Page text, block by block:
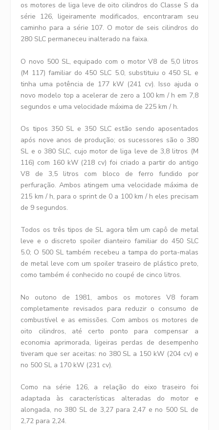
os motores de liga leve de oito cilindros do Classe S da
série 126, ligeiramente modificados, encontraram seu
caminho para a série 107. O motor de seis cilindros do
280 SLC permaneceu inalterado na faixa.
O novo 500 SL, equipado com o motor V8 de 5,0 litros
(M 117) familiar do 450 SLC 5.0, substituiu o 450 SL e
tinha uma potência de 177 kW (241 cv). Isso ajuda o
novo modelo top a acelerar de zero a 100 km / h em 7,8
segundos e uma velocidade máxima de 225 km / h.
Os tipos 350 SL e 350 SLC estão sendo aposentados
após nove anos de produção; os sucessores são o 380
SL e o 380 SLC, cujo motor de liga leve de 3,8 litros (M
116) com 160 kW (218 cv) foi criado a partir do antigo
V8 de 3,5 litros com bloco de ferro fundido por
perfuração. Ambos atingem uma velocidade máxima de
215 km / h, para o sprint de 0 a 100 km / h eles precisam
de 9 segundos.
Todos os três tipos de SL agora têm um capô de metal
leve e o discreto spoiler dianteiro familiar do 450 SLC
5.0; O 500 SL também recebeu a tampa do porta-malas
de metal leve com um spoiler traseiro de plástico preto,
como também é conhecido no coupé de cinco litros.
No outono de 1981, ambos os motores V8 foram
completamente revisados ​​para reduzir o consumo de
combustível e as emissões. Com ambos os motores de
oito cilindros, até certo ponto para compensar a
economia aprimorada, ligeiras perdas de desempenho
tiveram que ser aceitas: no 380 SL a 150 kW (204 cv) e
no 500 SL a 170 kW (231 cv).
Como na série 126, a relação do eixo traseiro foi
adaptada às características alteradas do motor e
alongada, no 380 SL de 3,27 para 2,47 e no 500 SL de
2,72 para 2,24.